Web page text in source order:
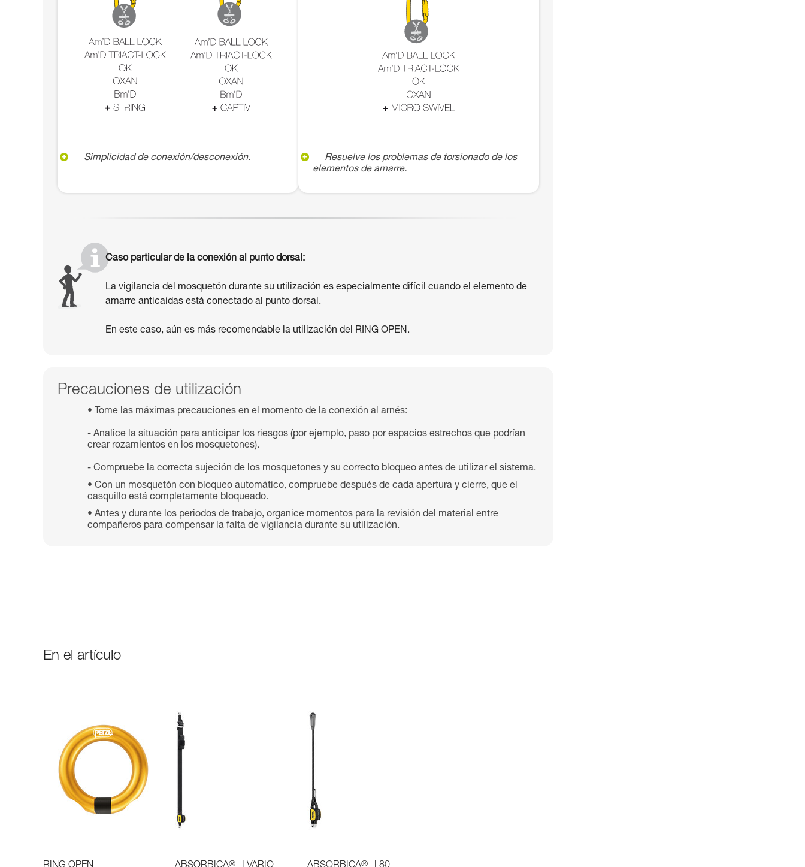
Simplicidad de conexión/desconexión.
Resuelve los problemas de torsionado de los
elementos de amarre.
Caso particular de la conexión al punto dorsal:
La vigilancia del mosquetón durante su utilización es especialmente difícil cuando el elemento de
amarre anticaídas está conectado al punto dorsal.
En este caso, aún es más recomendable la utilización del RING OPEN.
Precauciones de utilización
Tome las máximas precauciones en el momento de la conexión al arnés:
- Analice la situación para anticipar los riesgos (por ejemplo, paso por espacios estrechos que podrían
crear rozamientos en los mosquetones).
- Compruebe la correcta sujeción de los mosquetones y su correcto bloqueo antes de utilizar el sistema.
Con un mosquetón con bloqueo automático, compruebe después de cada apertura y cierre, que el
casquillo está completamente bloqueado.
Antes y durante los periodos de trabajo, organice momentos para la revisión del material entre
compañeros para compensar la falta de vigilancia durante su utilización.
En el artículo
® ®